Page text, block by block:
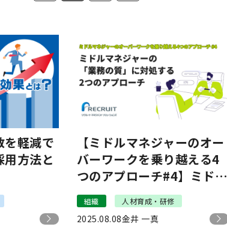
を軽減で
用方法と
【ミドルマネジャーのオー
バーワークを乗り越える4
つのアプローチ#4】ミドル
マネジャーの「業務の質」
に対処する2つのアプロー
チ｜リクルートマネジメン
組織 人材育成・研修
2025.08.08金井 一真